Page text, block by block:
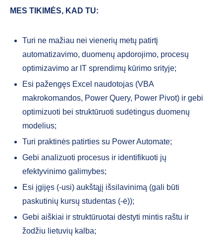
MES TIKIMĖS, KAD TU:
Turi ne mažiau nei vienerių metų patirtį
automatizavimo, duomenų apdorojimo, procesų
optimizavimo ar IT sprendimų kūrimo srityje;
Esi pažengęs Excel naudotojas (VBA
makrokomandos, Power Query, Power Pivot) ir gebi
optimizuoti bei struktūruoti sudėtingus duomenų
modelius;
Turi praktinės patirties su Power Automate;
Gebi analizuoti procesus ir identifikuoti jų
efektyvinimo galimybes;
Esi įgijęs (-usi) aukštąjį išsilavinimą (gali būti
paskutinių kursų studentas (-ė));
Gebi aiškiai ir struktūruotai dėstyti mintis raštu ir
žodžiu lietuvių kalba;